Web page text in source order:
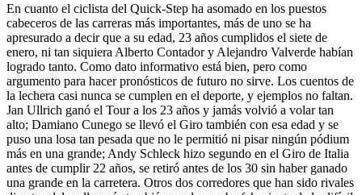
En cuanto el ciclista del Quick-Step ha asomado en los puestos
cabeceros de las carreras más importantes, más de uno se ha
apresurado a decir que a su edad, 23 años cumplidos el siete de
enero, ni tan siquiera Alberto Contador y Alejandro Valverde habían
logrado tanto. Como dato informativo está bien, pero como
argumento para hacer pronósticos de futuro no sirve. Los cuentos de
la lechera casi nunca se cumplen en el deporte, y ejemplos no faltan.
Jan Ullrich ganó el Tour a los 23 años y jamás volvió a volar tan
alto; Damiano Cunego se llevó el Giro también con esa edad y se
puso una losa tan pesada que no le permitió ni pisar ningún pódium
más en una grande; Andy Schleck hizo segundo en el Giro de Italia
antes de cumplir 22 años, se retiró antes de los 30 sin haber ganado
una grande en la carretera. Otros dos corredores que han sido rivales